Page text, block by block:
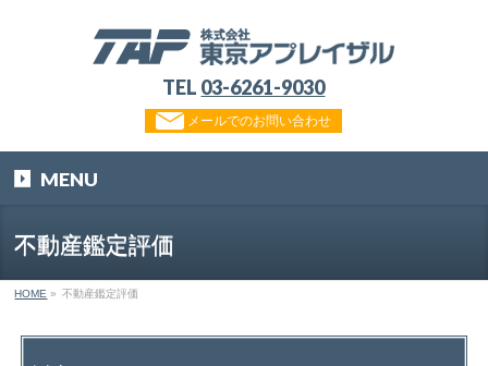
TEL 03-6261-9030
メールでのお問い合わせ
MENU
不動産鑑定評価
HOME » 不動産鑑定評価